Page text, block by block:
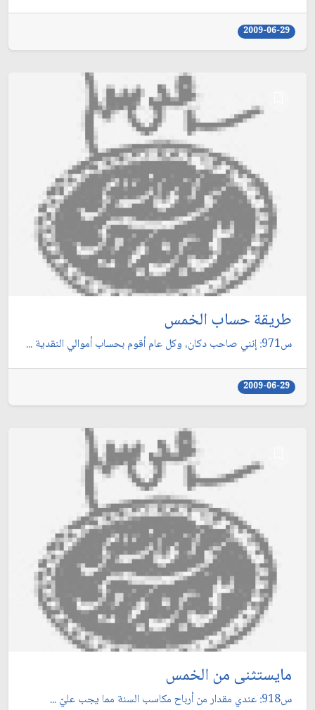
2009-06-29
طريقة حساب الخمس
س971: إنني صاحب دكان، وكل عام أقوم بحساب أموالي النقدية ...
2009-06-29
مايستثنى من الخمس
س918: عندي مقدار من أرباح مكاسب السنة مما يجب عليّ ...